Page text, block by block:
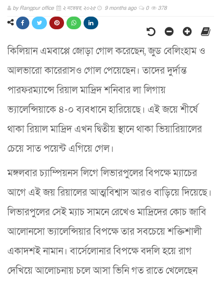
byRangpur office ২ নভেম্বর, ২০২৫ 9 months ago 0 378
কিলিয়ান এমবাপ্পে জোড়া গোল করেছেন, জুড বেলিংহাম ও
আলভারো কারেরাসও গোল পেয়েছেন। তাদের দুর্দান্ত
পারফরম্যান্সে রিয়াল মাদ্রিদ শনিবার লা লিগায়
ভ্যালেন্সিয়াকে ৪-০ ব্যবধানে হারিয়েছে। এই জয়ে শীর্ষে
থাকা রিয়াল মাদ্রিদ এখন দ্বিতীয় স্থানে থাকা ভিয়ারিয়ালের
চেয়ে সাত পয়েন্ট এগিয়ে গেল।
মঙ্গলবার চ্যাম্পিয়নস লিগে লিভারপুলের বিপক্ষে ম্যাচের
আগে এই জয় রিয়ালের আত্মবিশ্বাস আরও বাড়িয়ে দিয়েছে।
লিভারপুলের সেই ম্যাচ সামনে রেখেও মাদ্রিদের কোচ জাবি
আলোনসো ভ্যালেন্সিয়ার বিপক্ষে তার সবচেয়ে শক্তিশালী
একাদশই নামান। বার্সেলোনার বিপক্ষে বদলি হয়ে রাগ
দেখিয়ে আলোচনায় চলে আসা ভিনি গত রাতে খেলেছেন